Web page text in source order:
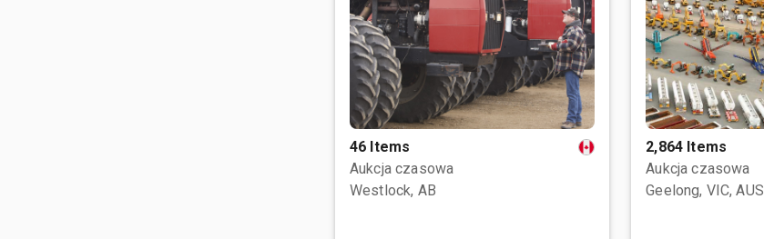
46 Items
Aukcja czasowa
Westlock, AB
2,864 Items
Aukcja czasowa
Geelong, VIC, AUS